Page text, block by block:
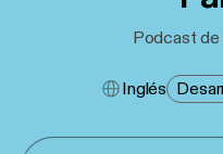
Podcast de
Inglés